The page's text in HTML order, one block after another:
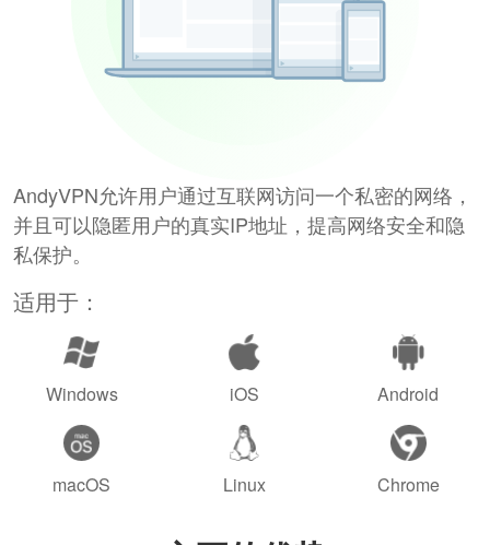
AndyVPN允许用户通过互联网访问一个私密的网络，
并且可以隐匿用户的真实IP地址，提高网络安全和隐
私保护。
适用于：
Windows iOS Android
macOS Linux Chrome